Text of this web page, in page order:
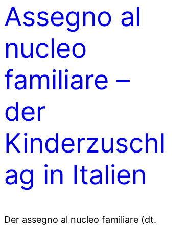
Assegno al
nucleo
familiare –
der
Kinderzuschl
ag in Italien
Der assegno al nucleo familiare (dt.